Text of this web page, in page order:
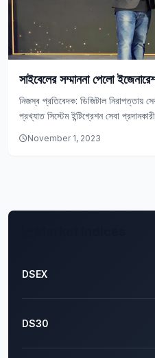
সাইবেলের সম্মাননা পেলো
নিজস্ব প্রতিবেদক: ডিজিটাল নিরাপত্তায়
প্রখ্যাত সিস্টেম ইন্টিগ্রেশন সেবা
November 1, 2023
DSEX
DS30